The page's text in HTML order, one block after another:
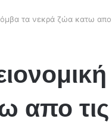
τα νεκρά ζώα κατω απο
απο